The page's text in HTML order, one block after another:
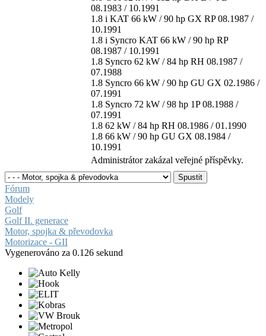
08.1983 / 10.1991
1.8 i KAT 66 kW / 90 hp GX RP 08.1987 /
10.1991
1.8 i Syncro KAT 66 kW / 90 hp RP
08.1987 / 10.1991
1.8 Syncro 62 kW / 84 hp RH 08.1987 /
07.1988
1.8 Syncro 66 kW / 90 hp GU GX 02.1986 /
07.1991
1.8 Syncro 72 kW / 98 hp 1P 08.1988 /
07.1991
1.8 62 kW / 84 hp RH 08.1986 / 01.1990
1.8 66 kW / 90 hp GU GX 08.1984 /
10.1991
Administrátor zakázal veřejné příspěvky.
Fórum
Modely
Golf
Golf II. generace
Motor, spojka & převodovka
Motorizace - GII
Vygenerováno za 0.126 sekund